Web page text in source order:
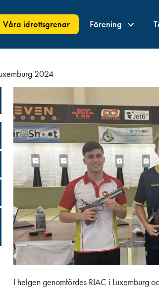
Våra idrottsgrenar Förening
2024
I helgen genomfördes RIAC i Luxemburg